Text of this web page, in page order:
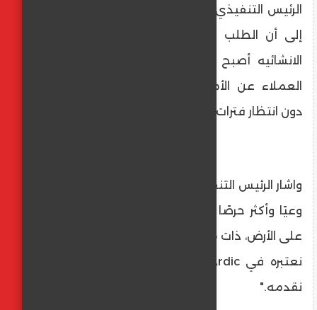
إلى أن الطلب على المشروعات ذات الكثافه
الانشائيه أصبح الاتجاه الأبرز حاليًا، حيث يبحث
العملاء عن الأمان والاستقرار وسرعة الانتقال
دون انتظار فترات تنفيذ طويلة.
واشار الرئيس التنفيذي:"العميل اليوم أصبح أكثر
وعيًا وأكثر حرصًا على اختيار مشروعات حقيقية
على الأرض، ذات معدلات تنفيذ واضحة، وهذا ما
نقدمه."